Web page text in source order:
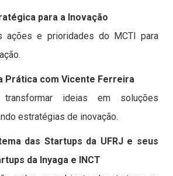
para a Inovação
ações e prioridades do MCTI para
Prática com Vicente Ferreira
transformar ideias em soluções
estratégias de inovação.
das Startups da UFRJ e seus
da Inyaga e INCT